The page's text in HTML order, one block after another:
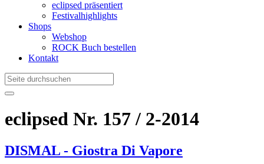
eclipsed präsentiert
Festivalhighlights
Shops
Webshop
ROCK Buch bestellen
Kontakt
eclipsed Nr. 157 / 2-2014
DISMAL - Giostra Di Vapore